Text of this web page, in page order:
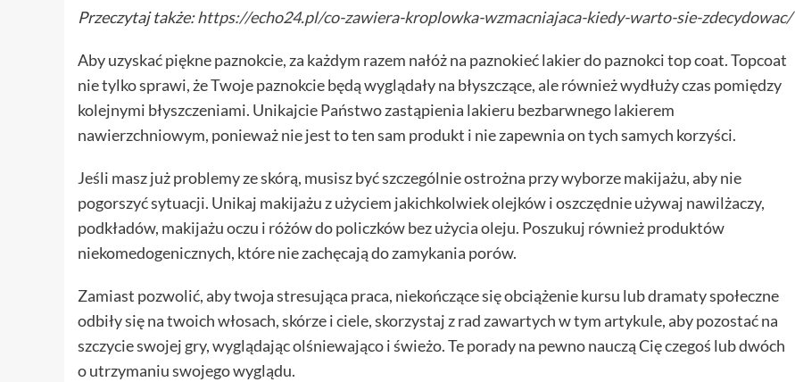
Przeczytaj także:https://echo24.pl/co-zawiera-kroplowka-wzmacniajaca-kiedy-warto-sie-zdecydowac/
Aby uzyskać piękne paznokcie, za każdym razem nałóż na paznokieć lakier do paznokci top coat. Topcoat
nie tylko sprawi, że Twoje paznokcie będą wyglądały na błyszczące, ale również wydłuży czas pomiędzy
kolejnymi błyszczeniami. Unikajcie Państwo zastąpienia lakieru bezbarwnego lakierem
nawierzchniowym, ponieważ nie jest to ten sam produkt i nie zapewnia on tych samych korzyści.
Jeśli masz już problemy ze skórą, musisz być szczególnie ostrożna przy wyborze makijażu, aby nie
pogorszyć sytuacji. Unikaj makijażu z użyciem jakichkolwiek olejków i oszczędnie używaj nawilżaczy,
podkładów, makijażu oczu i różów do policzków bez użycia oleju. Poszukuj również produktów
niekomedogenicznych, które nie zachęcają do zamykania porów.
Zamiast pozwolić, aby twoja stresująca praca, niekończące się obciążenie kursu lub dramaty społeczne
odbiły się na twoich włosach, skórze i ciele, skorzystaj z rad zawartych w tym artykule, aby pozostać na
szczycie swojej gry, wyglądając olśniewająco i świeżo. Te porady na pewno nauczą Cię czegoś lub dwóch
o utrzymaniu swojego wyglądu.